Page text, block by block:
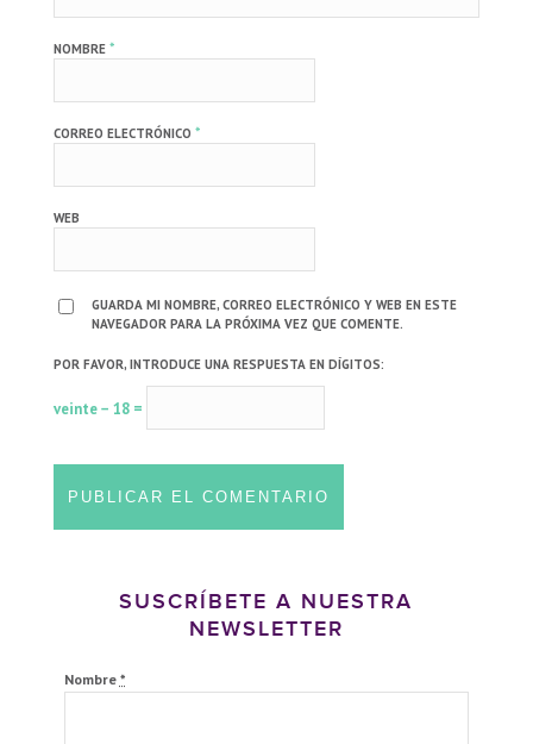
NOMBRE*
CORREO ELECTRÓNICO*
WEB
GUARDA MI NOMBRE, CORREO ELECTRÓNICO Y WEB EN ESTE
NAVEGADOR PARA LA PRÓXIMA VEZ QUE COMENTE.
POR FAVOR, INTRODUCE UNA RESPUESTA EN DÍGITOS:
veinte − 18 =
SUSCRÍBETE A NUESTRA
NEWSLETTER
Nombre *